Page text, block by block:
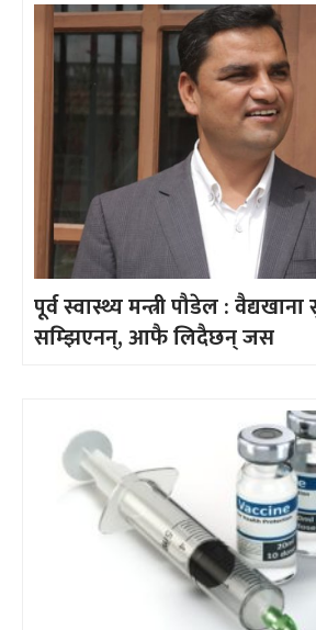
पूर्व स्वास्थ्य मन्त्री पौडेल :
सम्झिएनन्, आफै लिदैछन् जस